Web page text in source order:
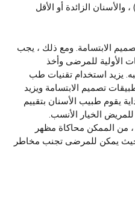
الزائدة أو الأقل
الابتسامة. ومع ذلك ، يجب
الأولية للمرضى وأخذ
يزيد استخدام تقنيات طب
تصميم الابتسامة ويزيد
يقوم طبيب الأسنان بتقييم
الخيار الأنسب.
، من الممكن محاكاة مظهر
يمكن للمرضى تجنب مخاطر